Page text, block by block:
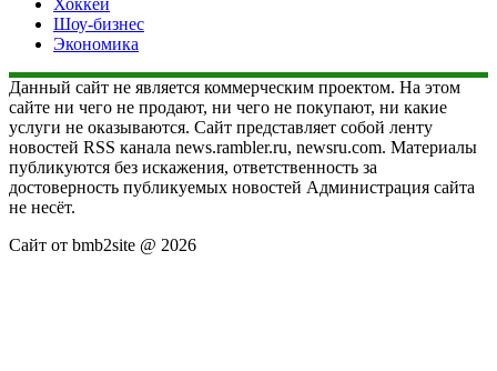
Шоу-бизнес
Экономика
Данный сайт не является коммерческим проектом. На этом
сайте ни чего не продают, ни чего не покупают, ни какие
услуги не оказываются. Сайт представляет собой ленту
новостей RSS канала news.rambler.ru, newsru.com. Материалы
публикуются без искажения, ответственность за
достоверность публикуемых новостей Администрация сайта
не несёт.
Сайт от bmb2site @ 2026